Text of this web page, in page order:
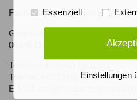
Fachärzte für Allgemeinmedizin
Gropiusallee 50
06846 Dessau-Roßlau
Telefon:+49 (340) 6501571
Telefax: +49 (340) 6501579
E-Mail: info@hausarzt-dessau.de
Essenziell
Einstellungen